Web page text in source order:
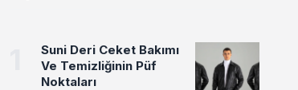
Suni Deri Ceket Bakımı
Ve Temizliğinin Püf
Noktaları